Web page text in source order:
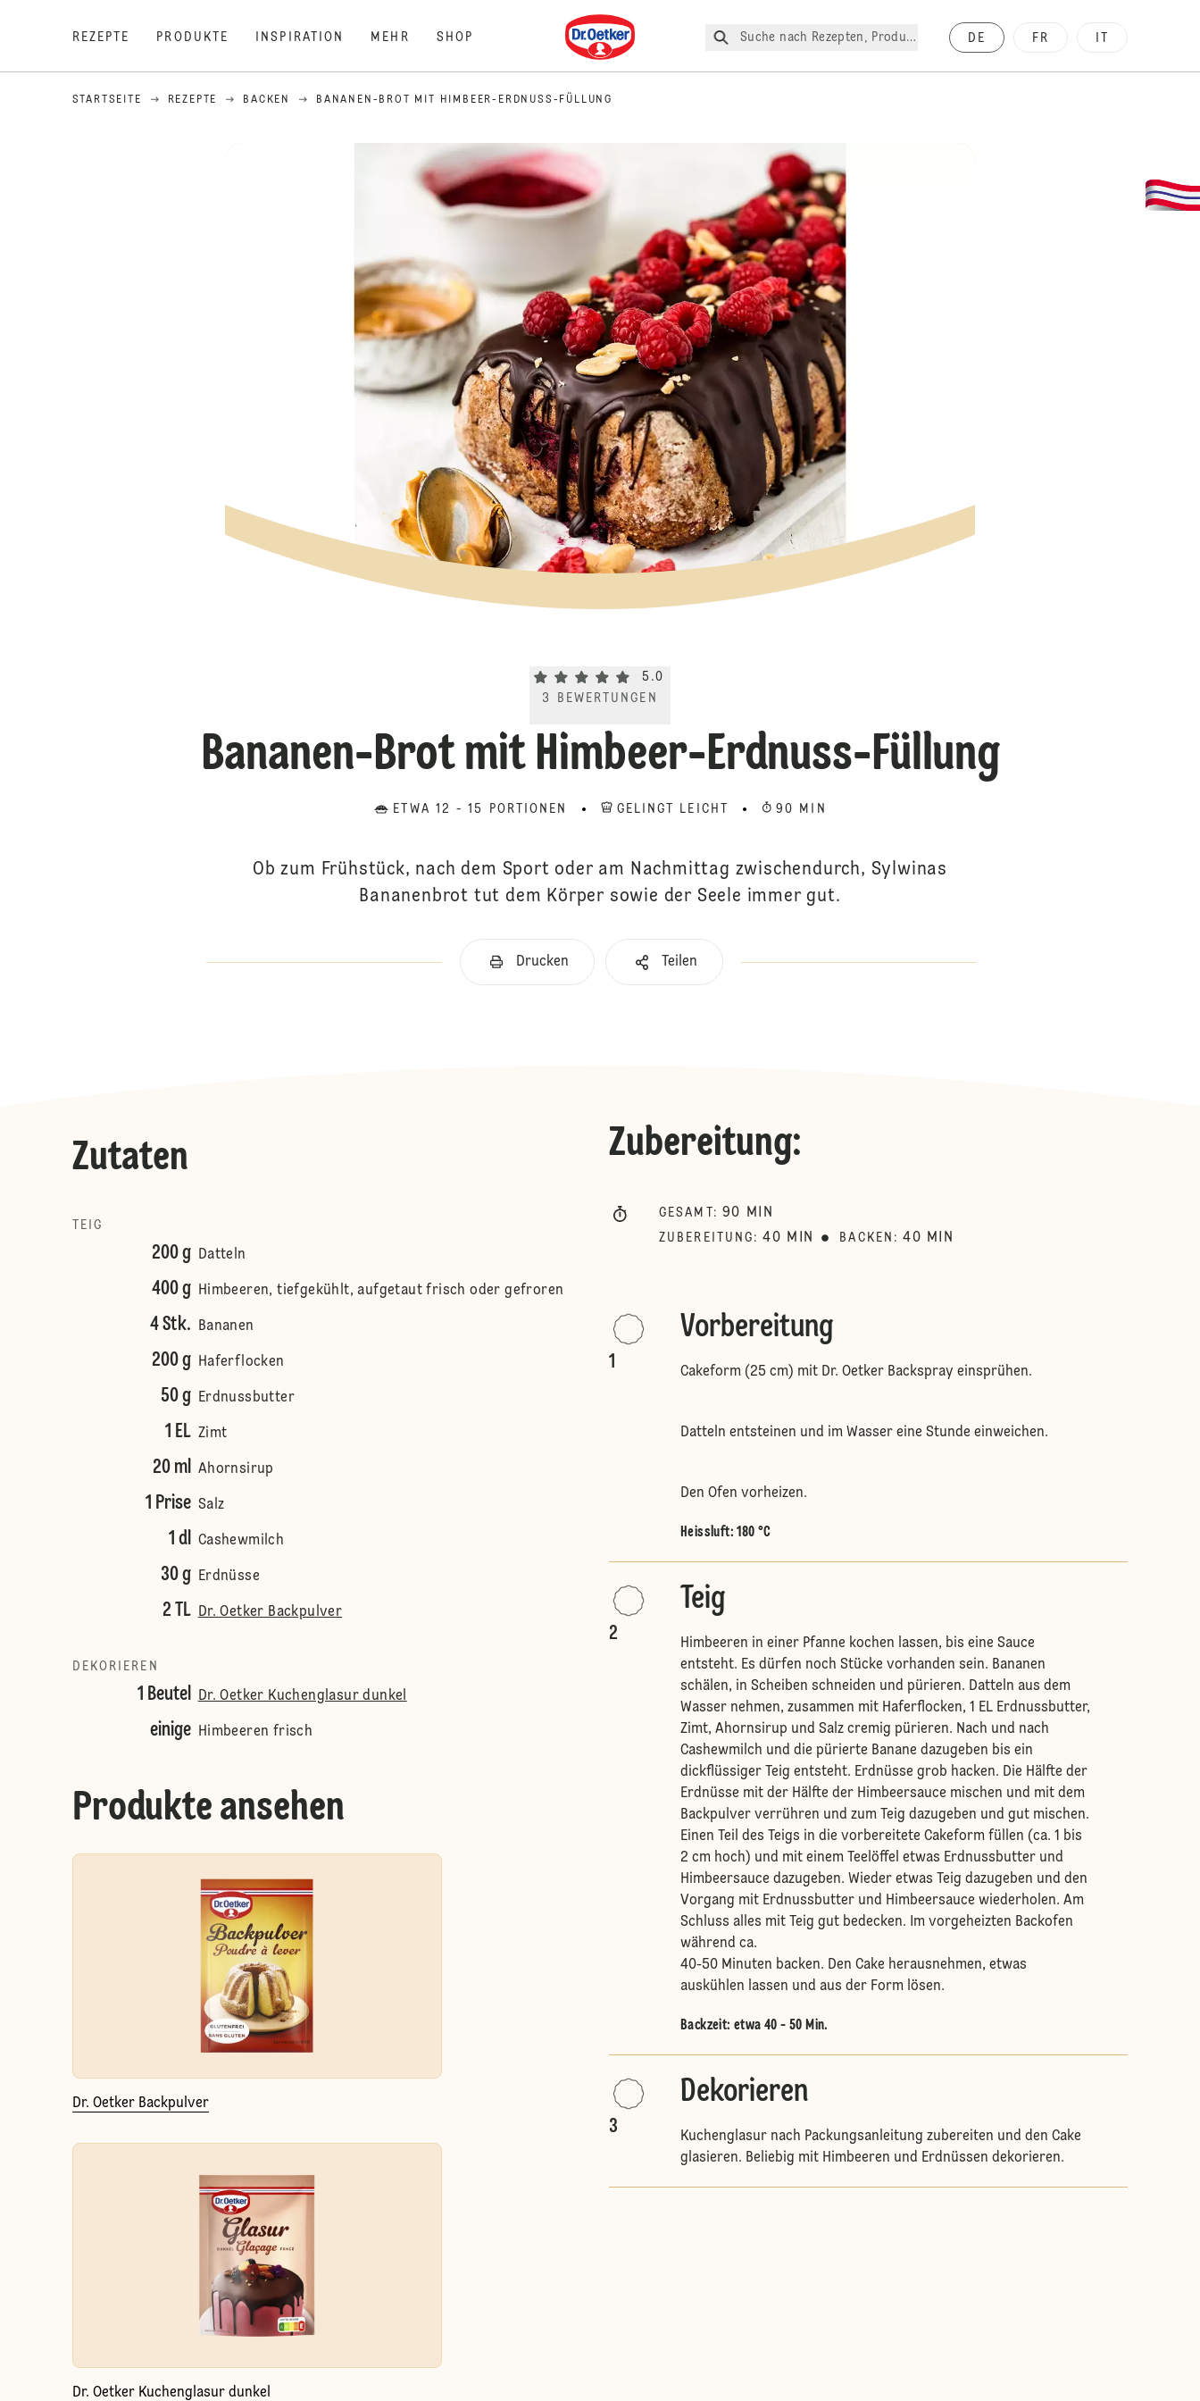
REZEPTE PRODUKTE INSPIRATION MEHR SHOP
Dr. Oetker
Suche nach Rezepten, Produkte, etc. DE FR
STARTSEITE REZEPTE BACKEN BANANEN-BROT MIT HIMBEER-ERDNUSS-FÜLLUNG
Current rating 5.0. Click to rate.
5.0
3
BEWERTUNGEN
Bananen-Brot mit Himbeer-Erdnuss-Füllung
ETWA 12 - 15 PORTIONEN GELINGT LEICHT 90 MIN
Ob zum Frühstück, nach dem Sport oder am Nachmittag zwischendurch, Sylwinas
Bananenbrot tut dem Körper sowie der Seele immer gut.
Drucken Teilen
Zutaten
TEIG
200 g Datteln
400 g Himbeeren, tiefgekühlt, aufgetaut frisch oder gefroren
4 Stk. Bananen
200 g Haferflocken
50 g Erdnussbutter
1 EL Zimt
20 ml Ahornsirup
1 Prise Salz
1 dl Cashewmilch
30 g Erdnüsse
2 TL Dr. Oetker Backpulver
DEKORIEREN
1 Beutel Dr. Oetker Kuchenglasur dunkel
einige Himbeeren frisch
Produkte ansehen
Dr. Oetker Backpulver
Dr. Oetker Kuchenglasur dunkel
Zubereitung:
GESAMT : 90 MIN
ZUBEREITUNG : 40 MIN BACKEN : 40 MIN
1
Vorbereitung
Cakeform (25 cm) mit Dr. Oetker Backspray einsprühen.
Datteln entsteinen und im Wasser eine Stunde einweichen.
Den Ofen vorheizen.
Heissluft: 180 °C
2
Teig
Himbeeren in einer Pfanne kochen lassen, bis eine Sauce
entsteht. Es dürfen noch Stücke vorhanden sein. Bananen
schälen, in Scheiben schneiden und pürieren. Datteln aus dem
Wasser nehmen, zusammen mit Haferflocken, 1 EL Erdnussbutter,
Zimt, Ahornsirup und Salz cremig pürieren. Nach und nach
Cashewmilch und die pürierte Banane dazugeben bis ein
dickflüssiger Teig entsteht. Erdnüsse grob hacken. Die Hälfte der
Erdnüsse mit der Hälfte der Himbeersauce mischen und mit dem
Backpulver verrühren und zum Teig dazugeben und gut mischen.
Einen Teil des Teigs in die vorbereitete Cakeform füllen (ca. 1 bis
2 cm hoch) und mit einem Teelöffel etwas Erdnussbutter und
Himbeersauce dazugeben. Wieder etwas Teig dazugeben und den
Vorgang mit Erdnussbutter und Himbeersauce wiederholen. Am
Schluss alles mit Teig gut bedecken. Im vorgeheizten Backofen
während ca.
40-50 Minuten backen. Den Cake herausnehmen, etwas
auskühlen lassen und aus der Form lösen.
Backzeit: etwa 40 - 50 Min.
3
Dekorieren
Kuchenglasur nach Packungsanleitung zubereiten und den Cake
glasieren. Beliebig mit Himbeeren und Erdnüssen dekorieren.